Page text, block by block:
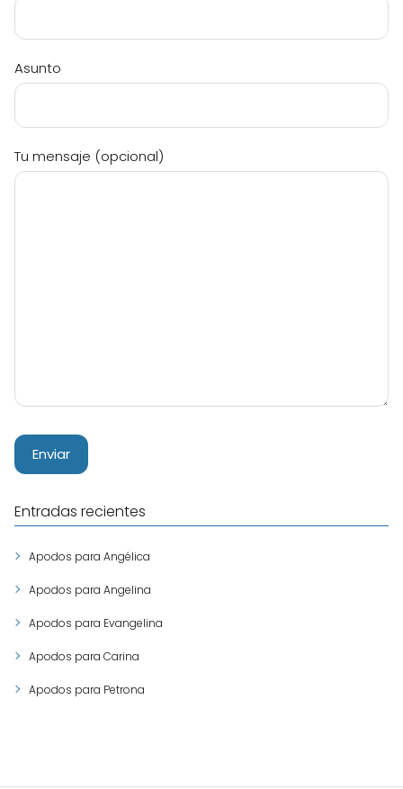
Asunto
Tu mensaje (opcional)
Entradas recientes
Apodos para Angélica
Apodos para Angelina
Apodos para Evangelina
Apodos para Carina
Apodos para Petrona